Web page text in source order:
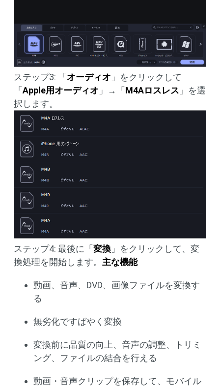
ステップ3: 「 オーディオ 」をクリックして
「Apple用オーディオ 」→「 M4Aロスレス 」を選
択します。
ステップ4: 最後に「 変換 」をクリックして、変
換処理を開始します。 主な機能
動画、音声、DVD、画像ファイルを変換す
る
無劣化ですばやく変換
変換前に品質の向上、音声の調整、トリミ
ング、ファイルの結合を行える
動画・音声クリップを保存して、モバイル